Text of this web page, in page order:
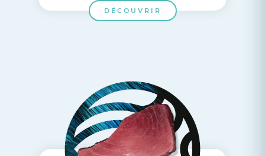
DÉCOUVRIR